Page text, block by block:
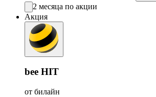
2 месяца по акции
Акция
bee HIT
от билайн